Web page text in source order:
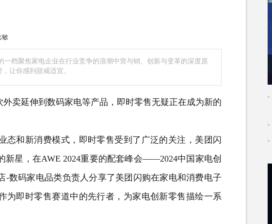
敏
一档聚焦家电企业在行业竞争的浪潮中营与销、创新与变革的深度原
让你感到甜咸适宜。
外卖延伸到数码家电等产品，即时零售无疑正在成为新的
和新消费模式，即时零售受到了广泛的关注，美团闪
新星，在AWE 2024重要的配套峰会——2024中国家电创
-数码家电品类负责人分享了美团闪购在家电和消费电子
为即时零售赛道中的先行者，为家电创新零售描绘一系